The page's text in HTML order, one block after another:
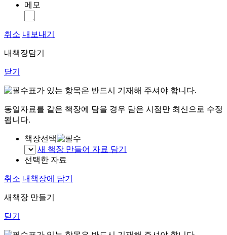
메모
취소 내보내기
내책장담기
닫기
표가 있는 항목은 반드시 기재해 주셔야 합니다.
동일자료를 같은 책장에 담을 경우 담은 시점만 최신으로 수정
됩니다.
책장선택
새 책장 만들어 자료 담기
선택한 자료
취소 내책장에 담기
새책장 만들기
닫기